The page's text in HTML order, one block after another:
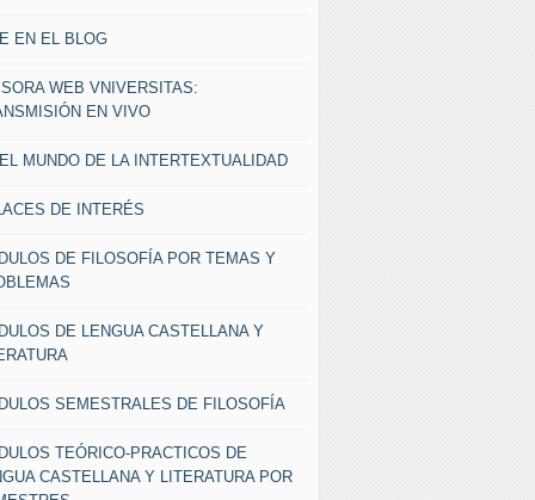
EN EL BLOG
WEB VNIVERSITAS:
EN VIVO
MUNDO DE LA INTERTEXTUALIDAD
DE INTERÉS
DE FILOSOFÍA POR TEMAS Y
DE LENGUA CASTELLANA Y
SEMESTRALES DE FILOSOFÍA
TEÓRICO-PRACTICOS DE
CASTELLANA Y LITERATURA POR